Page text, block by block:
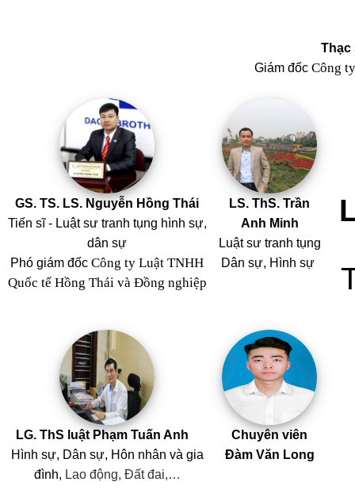
Thạc
Giám đốc Công
GS. TS. LS. Nguyễn Hồng Thái
Tiến sĩ - Luật sư tranh tụng hình sự,
dân sự
Phó giám đốc Công ty Luật TNHH
Quốc tế Hồng Thái và Đồng nghiệp
LS. ThS. Trần
Anh Minh
Luật sư tranh tụng
Dân sự, Hình sự
LG. ThS luật Phạm Tuấn Anh
Hình sự, Dân sự, Hôn nhân và gia
đình, Lao động, Đất đai,…
Chuyên viên
Đàm Văn Long